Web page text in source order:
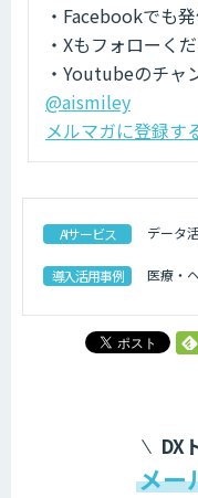
・Facebookでも
・Xもフォローく
・Youtubeのチャ
@aismiley
メルマガに登録す
AIサービス データ
導入活用事例 医療・
DX
メー